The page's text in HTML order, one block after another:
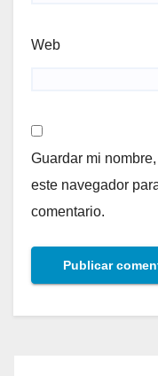
Web
Guardar mi
este navegador
comentario.